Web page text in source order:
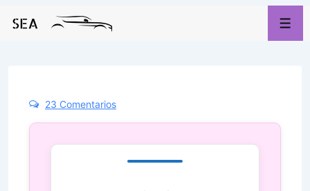
23 Comentarios